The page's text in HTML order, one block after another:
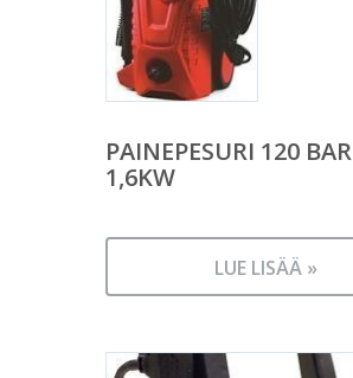
PAINEPESURI 120 BAR
1,6KW
LUE LISÄÄ »